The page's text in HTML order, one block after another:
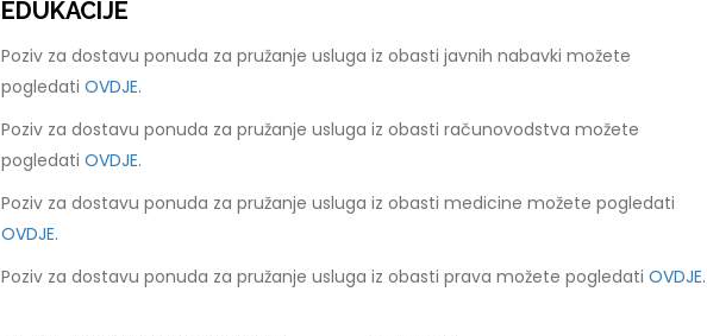
EDUKACIJE
Poziv za dostavu ponuda za pružanje usluga iz obasti javnih nabavki možete
pogledati OVDJE.
Poziv za dostavu ponuda za pružanje usluga iz obasti računovodstva možete
pogledati OVDJE.
Poziv za dostavu ponuda za pružanje usluga iz obasti medicine možete pogledati
OVDJE.
Poziv za dostavu ponuda za pružanje usluga iz obasti prava možete pogledati OVDJE.